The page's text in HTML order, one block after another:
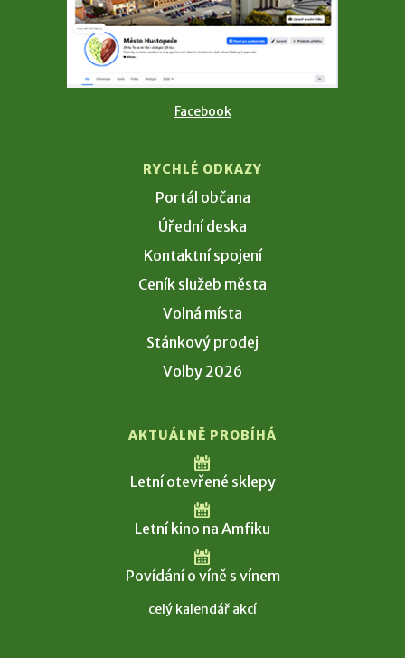
Facebook
RYCHLÉ ODKAZY
Portál občana
Úřední deska
Kontaktní spojení
Ceník služeb města
Volná místa
Stánkový prodej
Volby 2026
AKTUÁLNĚ PROBÍHÁ
Letní otevřené sklepy
Letní kino na Amfiku
Povídání o víně s vínem
celý kalendář akcí